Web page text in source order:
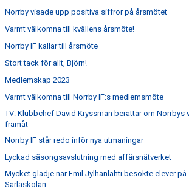
Norrby visade upp positiva siffror på årsmötet
Varmt välkomna till kvällens årsmöte!
Norrby IF kallar till årsmöte
Stort tack för allt, Björn!
Medlemskap 2023
Varmt välkomna till Norrby IF:s medlemsmöte
TV: Klubbchef David Kryssman berättar om Norrbys
framåt
Norrby IF står redo inför nya utmaningar
Lyckad säsongsavslutning med affärsnätverket
Mycket glädje när Emil Jylhänlahti besökte elever på
Särlaskolan